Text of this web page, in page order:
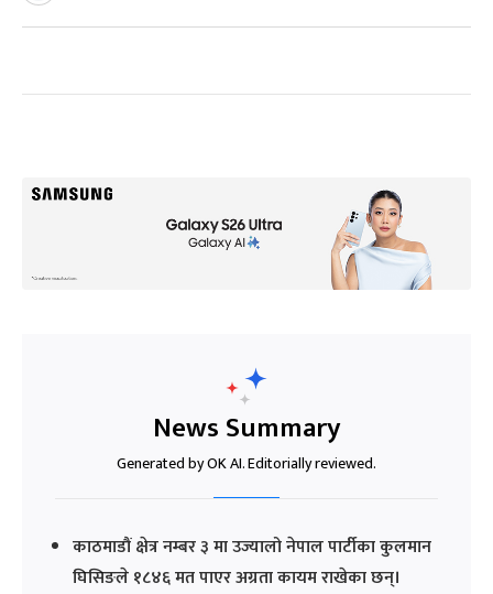
News Summary
Generated by OK AI. Editorially reviewed.
काठमाडौं क्षेत्र नम्बर ३ मा उज्यालो नेपाल पार्टीका कुलमान
घिसिङले १८४६ मत पाएर अग्रता कायम राखेका छन्।